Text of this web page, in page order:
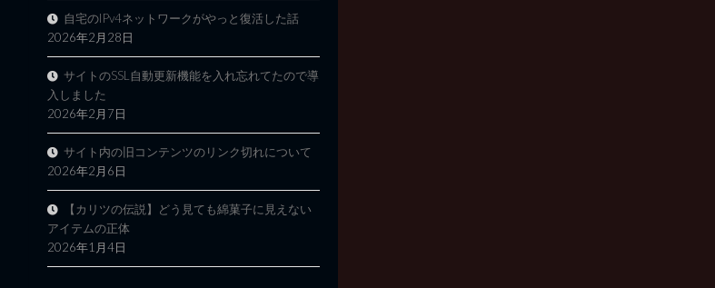
自宅のIPv4ネットワークがやっと復活した話
2026年2月28日
サイトのSSL自動更新機能を入れ忘れてたので導
入しました
2026年2月7日
サイト内の旧コンテンツのリンク切れについて
2026年2月6日
【カリツの伝説】どう見ても綿菓子に見えない
アイテムの正体
2026年1月4日